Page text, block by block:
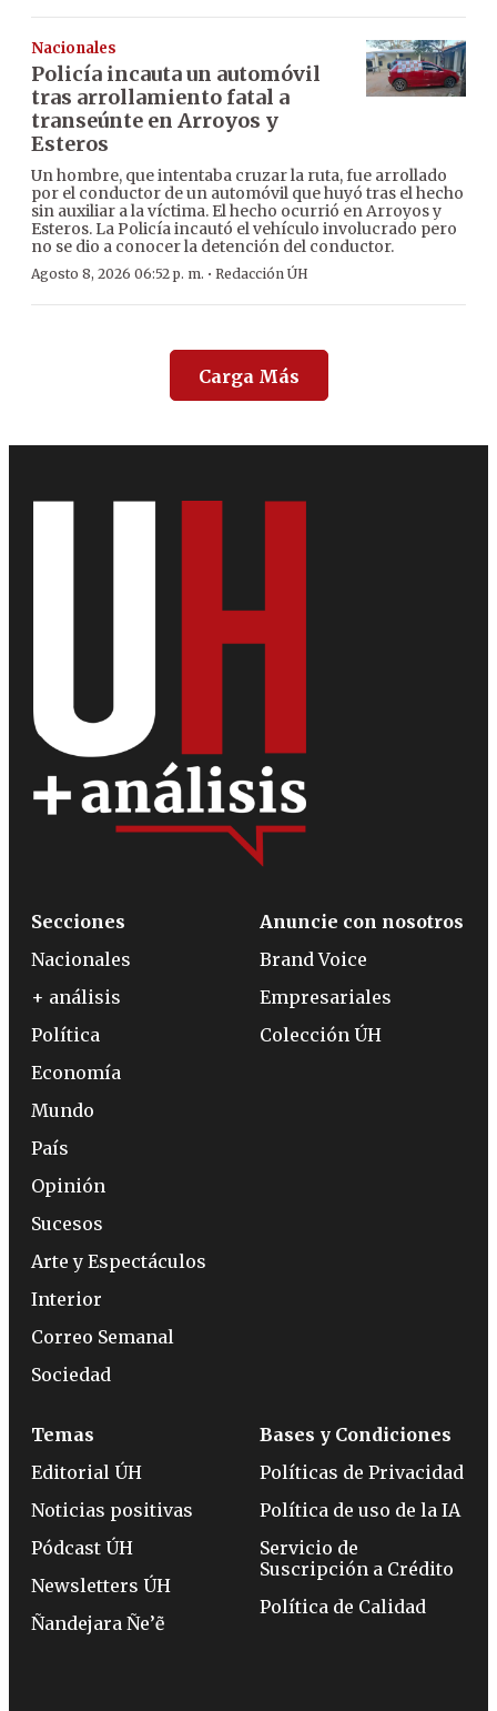
Nacionales
Policía incauta un automóvil
tras arrollamiento fatal a
transeúnte en Arroyos y
Esteros
Un hombre, que intentaba cruzar la ruta, fue arrollado
por el conductor de un automóvil que huyó tras el hecho
sin auxiliar a la víctima. El hecho ocurrió en Arroyos y
Esteros. La Policía incautó el vehículo involucrado pero
no se dio a conocer la detención del conductor.
Agosto 8, 2026 06:52 p. m. · Redacción ÚH
Carga Más
Secciones
Nacionales
+ análisis
Política
Economía
Mundo
País
Opinión
Sucesos
Arte y Espectáculos
Interior
Correo Semanal
Sociedad
Anuncie con nosotros
Brand Voice
Empresariales
Colección ÚH
Temas
Editorial ÚH
Noticias positivas
Pódcast ÚH
Newsletters ÚH
Ñandejara Ñe’ẽ
Bases y Condiciones
Políticas de Privacidad
Política de uso de la IA
Servicio de
Suscripción a Crédito
Política de Calidad